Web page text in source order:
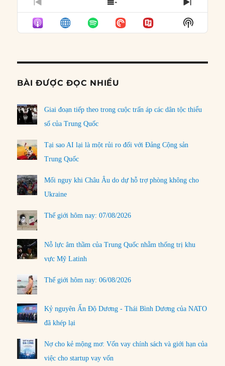
PREVIOUS
EPISODE
SHOW
EPISODES
LIST
NEXT
Show
Podcast
BÀI ĐƯỢC ĐỌC NHIỀU
Giai đoạn tiếp theo trong cuộc trấn áp các dân tộc thiểu
số của Trung Quốc
Tại sao AI lại là một rủi ro đối với Đảng Cộng sản
Trung Quốc
Mối nguy khi Châu Âu do dự hỗ trợ phòng không cho
Ukraine
Thế giới hôm nay: 07/08/2026
Nỗ lực âm thầm của Trung Quốc nhằm thống trị khu
vực Mỹ Latinh
Thế giới hôm nay: 06/08/2026
Kỷ nguyên Ấn Độ Dương - Thái Bình Dương của NATO
đã khép lại
Nợ cho kẻ mộng mơ: Vốn vay chính sách và giới hạn của
việc cho startup vay vốn